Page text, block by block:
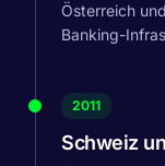
Österreich
Banking-
2011
Schweiz